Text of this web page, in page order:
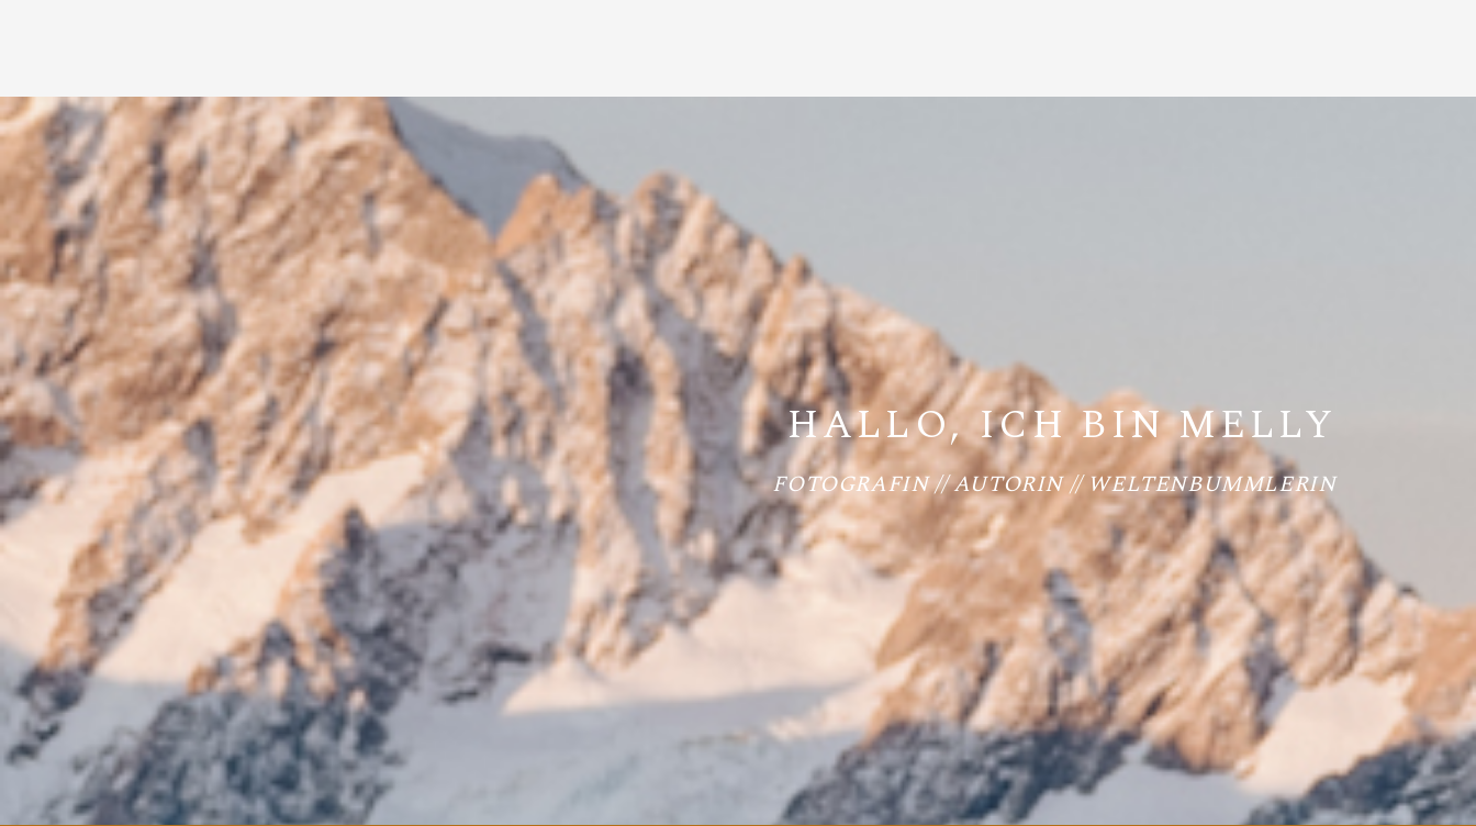
HALLO, ICH BIN MELLY
FOTOGRAFIN // AUTORIN // WELTENBUMMLERIN